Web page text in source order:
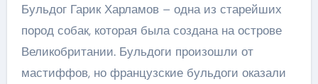
Бульдог Гарик Харламов – одна из старейших
пород собак, которая была создана на острове
Великобритании. Бульдоги произошли от
мастиффов, но французские бульдоги оказали